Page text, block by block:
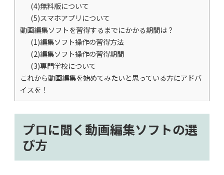
(4)無料版について
(5)スマホアプリについて
動画編集ソフトを習得するまでにかかる期間は？
(1)編集ソフト操作の習得方法
(2)編集ソフト操作の習得期間
(3)専門学校について
これから動画編集を始めてみたいと思っている方にアドバ
イスを！
プロに聞く動画編集ソフトの選
び方